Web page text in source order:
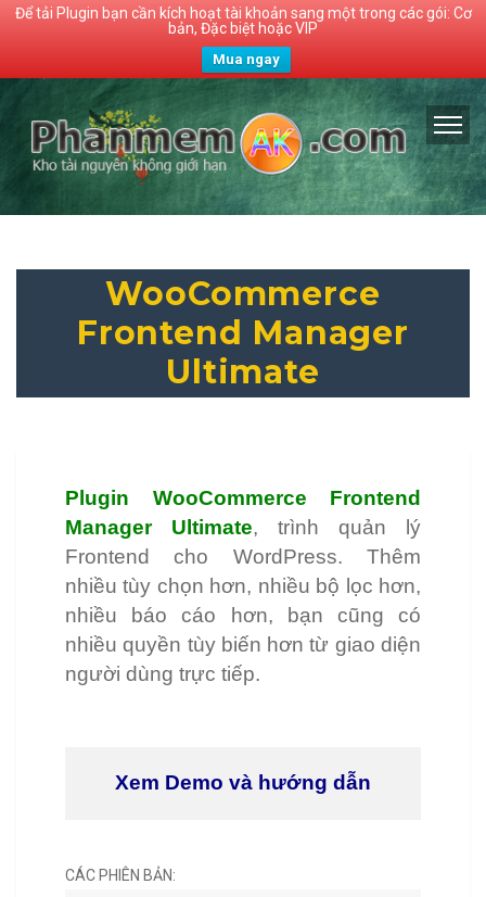
Để tải Plugin bạn cần kích hoạt tài khoản sang một trong các gói: Cơ
bản, Đặc biệt hoặc VIP
Mua ngay
WooCommerce
Frontend Manager
Ultimate
Plugin WooCommerce Frontend
Manager Ultimate, trình quản lý
Frontend cho WordPress. Thêm
nhiều tùy chọn hơn, nhiều bộ lọc hơn,
nhiều báo cáo hơn, bạn cũng có
nhiều quyền tùy biến hơn từ giao diện
người dùng trực tiếp.
Xem Demo và hướng dẫn
CÁC PHIÊN BẢN: